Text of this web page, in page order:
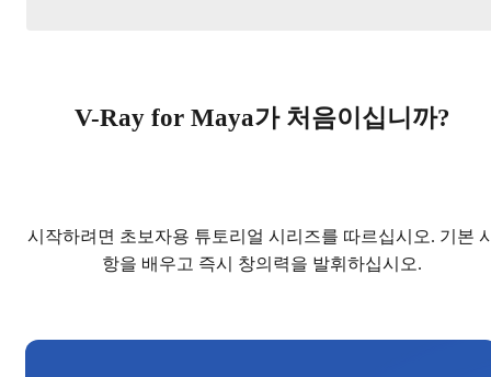
V-Ray for Maya가 처음이십니까?
시작하려면 초보자용 튜토리얼 시리즈를 따르십시오. 기본
항을 배우고 즉시 창의력을 발휘하십시오.